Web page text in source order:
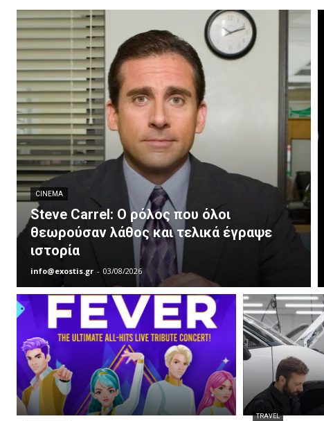
CINEMA
Steve Carrel: Ο ρόλος που όλοι
θεωρούσαν λάθος και τελικά έγραψε
ιστορία
info@exostis.gr - 03/08/2026
TRAVEL